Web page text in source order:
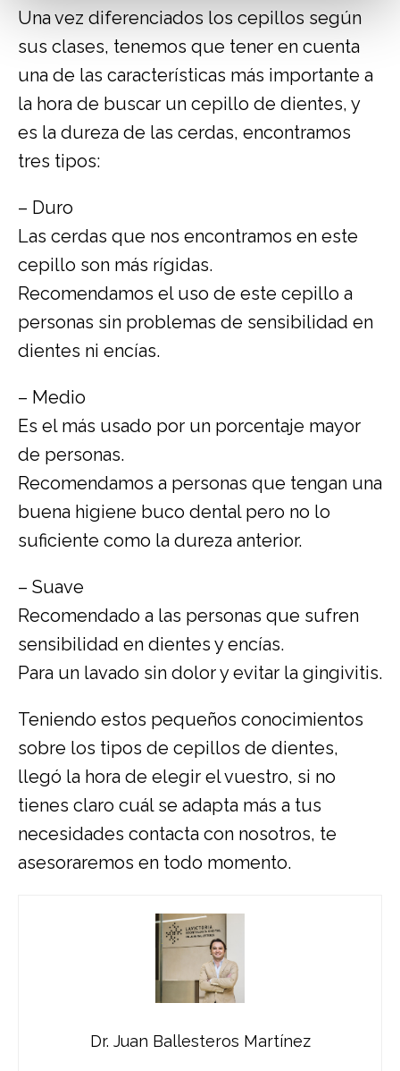
Una vez diferenciados los cepillos según
sus clases, tenemos que tener en cuenta
una de las características más importante a
la hora de buscar un cepillo de dientes, y
es la dureza de las cerdas, encontramos
tres tipos:
– Duro
Las cerdas que nos encontramos en este
cepillo son más rígidas.
Recomendamos el uso de este cepillo a
personas sin problemas de sensibilidad en
dientes ni encías.
– Medio
Es el más usado por un porcentaje mayor
de personas.
Recomendamos a personas que tengan una
buena higiene buco dental pero no lo
suficiente como la dureza anterior.
– Suave
Recomendado a las personas que sufren
sensibilidad en dientes y encías.
Para un lavado sin dolor y evitar la gingivitis.
Teniendo estos pequeños conocimientos
sobre los tipos de cepillos de dientes,
llegó la hora de elegir el vuestro, si no
tienes claro cuál se adapta más a tus
necesidades contacta con nosotros, te
asesoraremos en todo momento.
Dr. Juan Ballesteros Martínez